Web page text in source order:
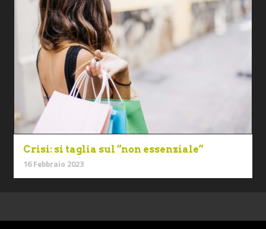
Crisi: si taglia sul “non essenziale”
16 Febbraio 2023